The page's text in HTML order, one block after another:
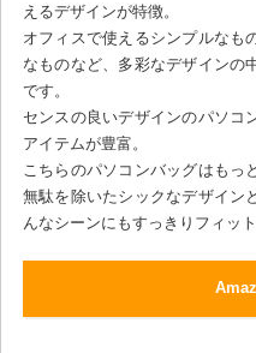
えるデザインが特徴。
オフィスで使えるシンプルなも
なものなど、多彩なデザインの
です。
センスの良いデザインのパソコ
アイテムが豊富。
こちらのパソコンバッグはもっ
無駄を除いたシックなデザイン
んなシーンにもすっきりフィット